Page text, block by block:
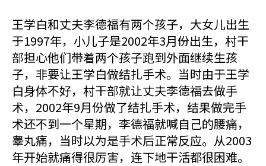
王学白和丈夫李德福有两个孩子，大女儿出生
于1997年，小儿子是2002年3月份出生，村干
部担心他们带着两个孩子跑到外面继续生孩
子，非要让王学白做结扎手术。当时由于王学
白身体不好，村干部就让丈夫李德福去做手
术，2002年9月份做了结扎手术，结果做完手
术还不到一个星期，李德福就喊自己的腰痛，
睾丸痛，当时以为是手术后正常反应。从2003
年开始就痛得很厉害，连下地干活都很困难。